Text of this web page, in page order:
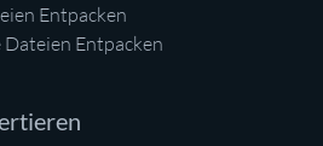
Entpacken
Dateien Entpacken